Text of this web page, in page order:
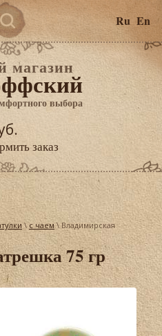
Ru En
магазин
выбора
заказ
\с чаем\ Владимирская
75 гр